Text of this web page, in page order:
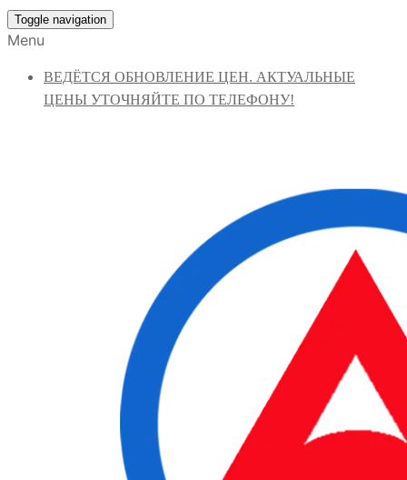
Toggle navigation
Menu
ВЕДЁТСЯ ОБНОВЛЕНИЕ ЦЕН. АКТУАЛЬНЫЕ
ЦЕНЫ УТОЧНЯЙТЕ ПО ТЕЛЕФОНУ!